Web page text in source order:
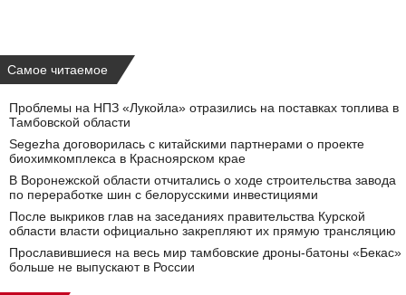
Самое читаемое
Проблемы на НПЗ «Лукойла» отразились на поставках топлива в
Тамбовской области
Segezha договорилась с китайскими партнерами о проекте
биохимкомплекса в Красноярском крае
В Воронежской области отчитались о ходе строительства завода
по переработке шин с белорусскими инвестициями
После выкриков глав на заседаниях правительства Курской
области власти официально закрепляют их прямую трансляцию
Прославившиеся на весь мир тамбовские дроны-батоны «Бекас»
больше не выпускают в России